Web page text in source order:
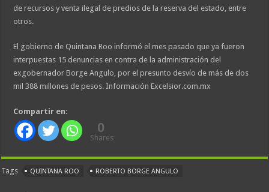
de recursos y venta ilegal de predios de la reserva del estado, entre
otros.
El gobierno de Quintana Roo informó el mes pasado que ya fueron
interpuestas 15 denuncias en contra de la administración del
exgobernador Borge Angulo, por el presunto desvío de más de dos
mil 388 millones de pesos. Información Excelsior.com.mx
Compartir en:
0
Shares
Tags QUINTANA ROO ROBERTO BORGE ANGULO